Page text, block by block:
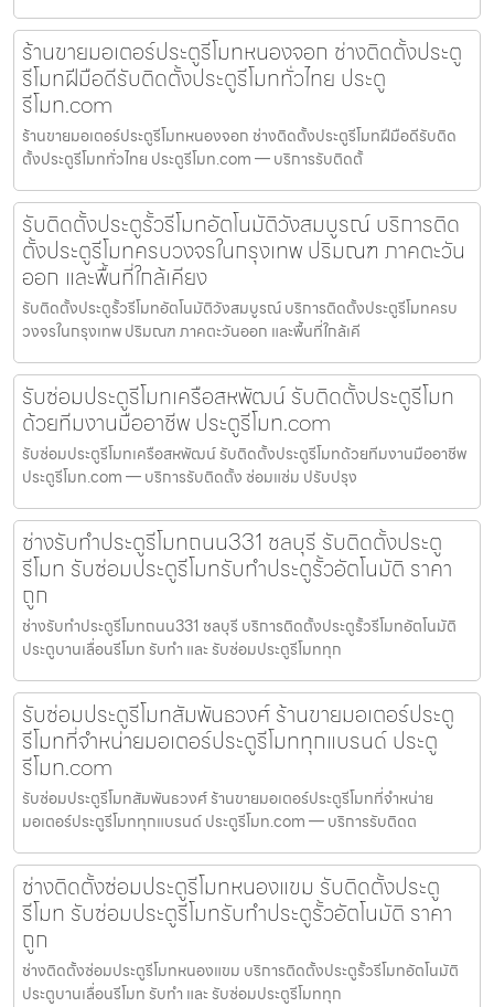
ร้านขายมอเตอร์ประตูรีโมทหนองจอก ช่างติดตั้งประตู
รีโมทฝีมือดีรับติดตั้งประตูรีโมททั่วไทย ประตู
รีโมท.com
ร้านขายมอเตอร์ประตูรีโมทหนองจอก ช่างติดตั้งประตูรีโมทฝีมือดีรับติด
ตั้งประตูรีโมททั่วไทย ประตูรีโมท.com — บริการรับติดตั้
รับติดตั้งประตูรั้วรีโมทอัตโนมัติวังสมบูรณ์ บริการติด
ตั้งประตูรีโมทครบวงจรในกรุงเทพ ปริมณฑ ภาคตะวัน
ออก และพื้นที่ใกล้เคียง
รับติดตั้งประตูรั้วรีโมทอัตโนมัติวังสมบูรณ์ บริการติดตั้งประตูรีโมทครบ
วงจรในกรุงเทพ ปริมณฑ ภาคตะวันออก และพื้นที่ใกล้เคี
รับซ่อมประตูรีโมทเครือสหพัฒน์ รับติดตั้งประตูรีโมท
ด้วยทีมงานมืออาชีพ ประตูรีโมท.com
รับซ่อมประตูรีโมทเครือสหพัฒน์ รับติดตั้งประตูรีโมทด้วยทีมงานมืออาชีพ
ประตูรีโมท.com — บริการรับติดตั้ง ซ่อมแซ่ม ปรับปรุง
ช่างรับทำประตูรีโมทถนน331 ชลบุรี รับติดตั้งประตู
รีโมท รับซ่อมประตูรีโมทรับทำประตูรั้วอัตโนมัติ ราคา
ถูก
ช่างรับทำประตูรีโมทถนน331 ชลบุรี บริการติดตั้งประตูรั้วรีโมทอัตโนมัติ
ประตูบานเลื่อนรีโมท รับทำ และ รับซ่อมประตูรีโมททุก
รับซ่อมประตูรีโมทสัมพันธวงศ์ ร้านขายมอเตอร์ประตู
รีโมทที่จำหน่ายมอเตอร์ประตูรีโมททุกแบรนด์ ประตู
รีโมท.com
รับซ่อมประตูรีโมทสัมพันธวงศ์ ร้านขายมอเตอร์ประตูรีโมทที่จำหน่าย
มอเตอร์ประตูรีโมททุกแบรนด์ ประตูรีโมท.com — บริการรับติดต
ช่างติดตั้งซ่อมประตูรีโมทหนองแขม รับติดตั้งประตู
รีโมท รับซ่อมประตูรีโมทรับทำประตูรั้วอัตโนมัติ ราคา
ถูก
ช่างติดตั้งซ่อมประตูรีโมทหนองแขม บริการติดตั้งประตูรั้วรีโมทอัตโนมัติ
ประตูบานเลื่อนรีโมท รับทำ และ รับซ่อมประตูรีโมททุก